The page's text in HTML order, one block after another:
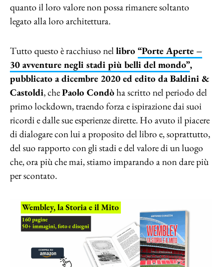
quanto il loro valore non possa rimanere soltanto
legato alla loro architettura.
Tutto questo è racchiuso nel libro “Porte Aperte –
30 avventure negli stadi più belli del mondo”,
pubblicato a dicembre 2020 ed edito da Baldini &
Castoldi, chePaolo Condòha scritto nel periodo del
primo lockdown, traendo forza e ispirazione dai suoi
ricordi e dalle sue esperienze dirette. Ho avuto il piacere
di dialogare con lui a proposito del libro e, soprattutto,
del suo rapporto con gli stadi e del valore di un luogo
che, ora più che mai, stiamo imparando a non dare più
per scontato.